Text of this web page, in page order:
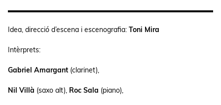
Idea, direcció d’escena i escenografia: Toni Mira
Intèrprets:
Gabriel Amargant (clarinet),
Nil Villà (saxo alt), Roc Sala (piano),